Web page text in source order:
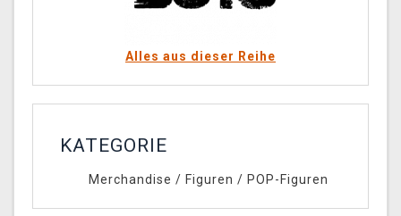
Alles aus dieser Reihe
KATEGORIE
Merchandise / Figuren / POP-Figuren